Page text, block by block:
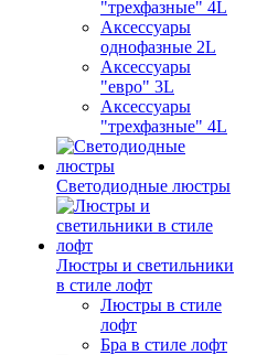
"трехфазные" 4L
Аксессуары
однофазные 2L
Аксессуары
"евро" 3L
Аксессуары
"трехфазные" 4L
Светодиодные люстры
Люстры и светильники
в стиле лофт
Люстры в стиле
лофт
Бра в стиле лофт